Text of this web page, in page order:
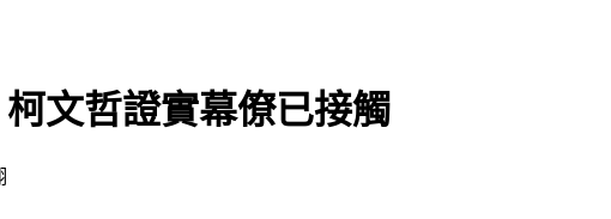
親邀請
文哲證實幕僚已接觸